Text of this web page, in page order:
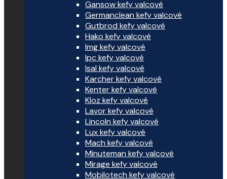
Gansow kefy valcové
Germanclean kefy valcové
Gutbrod kefy valcové
Hako kefy valcové
Img kefy valcové
Ipc kefy valcové
Isal kefy valcové
Karcher kefy valcové
Kenter kefy valcové
Kloz kefy valcové
Lavor kefy valcové
Lincoln kefy valcové
Lux kefy valcové
Mach kefy valcové
Minuteman kefy valcové
Mirage kefy valcové
Mobilotech kefy valcové